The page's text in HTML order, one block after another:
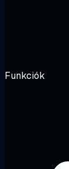
Funkciók